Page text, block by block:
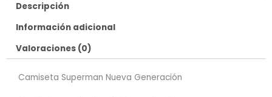
Descripción
Información adicional
Valoraciones (0)
Camiseta Superman Nueva Generación